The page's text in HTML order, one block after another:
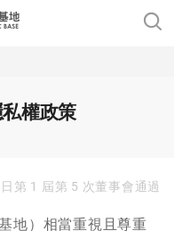
權政策
第 1 屆第 5 次董事會通過
地）相當重視且尊重